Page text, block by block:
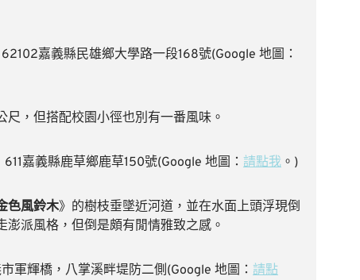
嘉義縣民雄鄉大學路一段168號(Google 地圖：
，但搭配校園小徑也別有一番風味。
嘉義縣鹿草鄉鹿草150號(Google 地圖： 請點我 。)
色風鈴木》的樹枝垂墜近河道，並在水面上頭浮現倒
派風格，但倒是頗有閒情雅致之感。
軍輝橋，八掌溪畔堤防二側(Google 地圖： 請點